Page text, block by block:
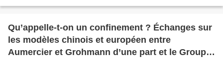
Qu’appelle-t-on un confinement ? Échanges sur
les modèles chinois et européen entre
Aumercier et Grohmann d’une part et le Groupe